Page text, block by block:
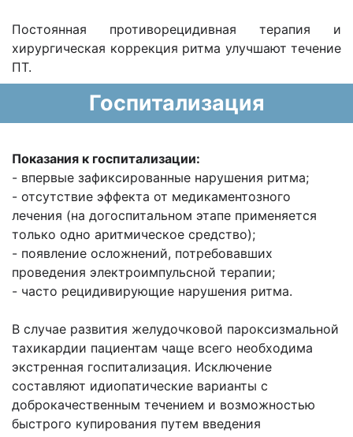
Постоянная противорецидивная терапия и
хирургическая коррекция ритма улучшают течение
ПТ.
Госпитализация
Показания к госпитализации:
- впервые зафиксированные нарушения ритма;
- отсутствие эффекта от медикаментозного
лечения (на догоспитальном этапе применяется
только одно аритмическое средство);
- появление осложнений, потребовавших
проведения электроимпульсной терапии;
- часто рецидивирующие нарушения ритма.
В случае развития желудочковой пароксизмальной
тахикардии пациентам чаще всего необходима
экстренная госпитализация. Исключение
составляют идиопатические варианты с
доброкачественным течением и возможностью
быстрого купирования путем введения